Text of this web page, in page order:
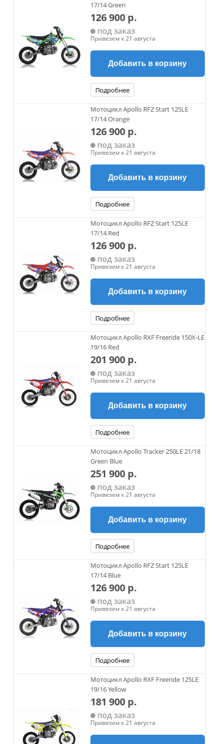
17/14 Green
126 900 р.
под заказ
Привезем к 21 августа
Добавить в корзину
Подробнее
Мотоцикл Apollo RFZ Start 125LE
17/14 Orange
126 900 р.
под заказ
Привезем к 21 августа
Добавить в корзину
Подробнее
Мотоцикл Apollo RFZ Start 125LE
17/14 Red
126 900 р.
под заказ
Привезем к 21 августа
Добавить в корзину
Подробнее
Мотоцикл Apollo RXF Freeride 150X-LE
19/16 Red
201 900 р.
под заказ
Привезем к 21 августа
Добавить в корзину
Подробнее
Мотоцикл Apollo Tracker 250LE 21/18
Green Blue
251 900 р.
под заказ
Привезем к 21 августа
Добавить в корзину
Подробнее
Мотоцикл Apollo RFZ Start 125LE
17/14 Blue
126 900 р.
под заказ
Привезем к 21 августа
Добавить в корзину
Подробнее
Мотоцикл Apollo RXF Freeride 125LE
19/16 Yellow
181 900 р.
под заказ
Привезем к 21 августа